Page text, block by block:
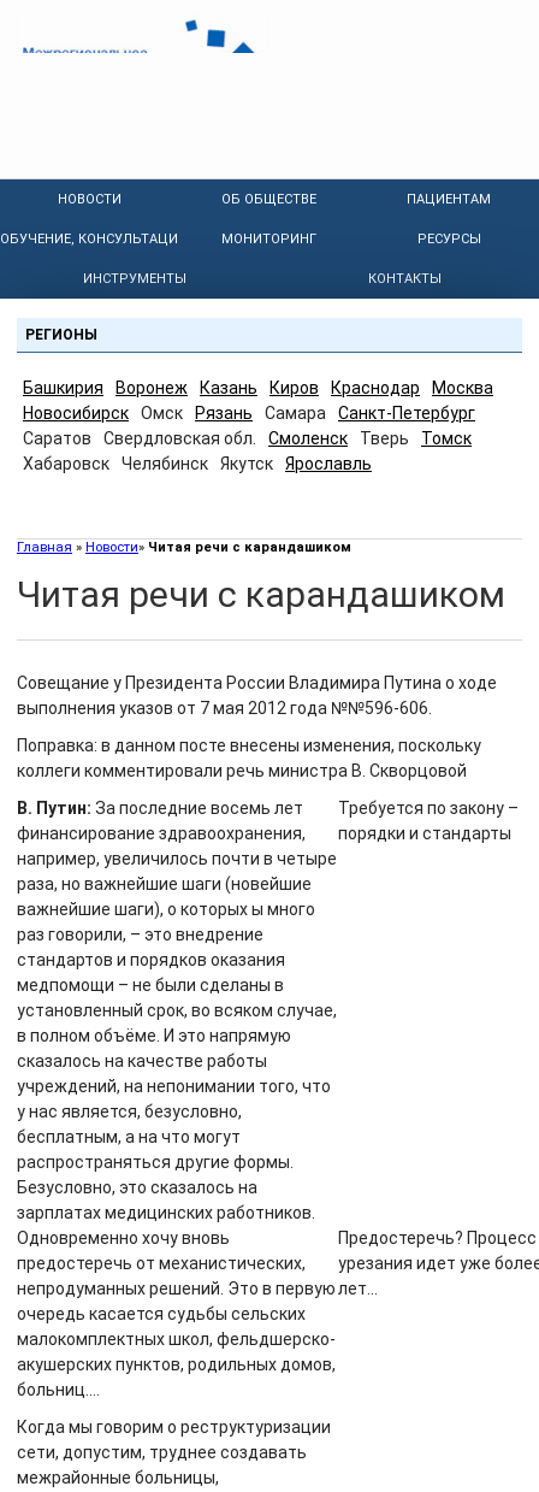
НОВОСТИ ОБ ОБЩЕСТВЕ ПАЦИЕНТАМ
ОБУЧЕНИЕ, КОНСУЛЬТАЦИИ МОНИТОРИНГ РЕСУРСЫ
ИНСТРУМЕНТЫ КОНТАКТЫ
РЕГИОНЫ
Башкирия Воронеж Казань Киров Краснодар
Москва
Новосибирск
Омск Рязань Самара
Санкт-Петербург
Саратов
Свердловская обл. Смоленск Тверь
Томск
Хабаровск
Челябинск Якутск Ярославль
Главная » Новости» Читая речи с карандашиком
Читая речи с карандашиком
Совещание у Президента России Владимира Путина о ходе
выполнения указов от 7 мая 2012 года №№596-606.
Поправка: в данном посте внесены изменения, поскольку
коллеги комментировали речь министра В. Скворцовой
В. Путин: За последние восемь лет
финансирование здравоохранения,
например, увеличилось почти в четыре
раза, но важнейшие шаги (новейшие
важнейшие шаги), о которых ы много
раз говорили, – это внедрение
стандартов и порядков оказания
медпомощи – не были сделаны в
установленный срок, во всяком случае,
в полном объёме. И это напрямую
сказалось на качестве работы
учреждений, на непонимании того, что
у нас является, безусловно,
бесплатным, а на что могут
распространяться другие формы.
Безусловно, это сказалось на
зарплатах медицинских работников.
Требуется по закону –
порядки и стандарты
Одновременно хочу вновь
предостеречь от механистических,
непродуманных решений. Это в первую
очередь касается судьбы сельских
малокомплектных школ, фельдшерско-
акушерских пунктов, родильных домов,
больниц.…
Когда мы говорим о реструктуризации
сети, допустим, труднее создавать
межрайонные больницы,
Предостеречь? Процесс
урезания идет уже
лет…